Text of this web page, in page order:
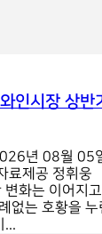
인시장 상반
년 08월 05
휘웅 *** 1. 들어가며 시
변화는 이어지
는 호황을 누
...